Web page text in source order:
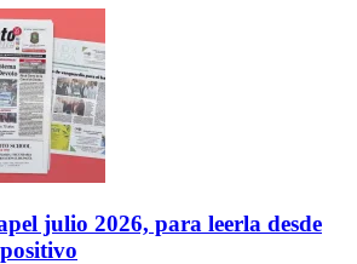
julio 2026, para leerla desde